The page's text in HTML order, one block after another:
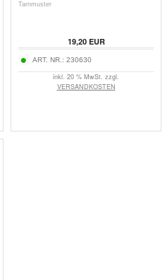
Tarnmuster
19,20EUR
ART. NR.: 230630
inkl. 20 % MwSt. zzgl.
VERSANDKOSTEN